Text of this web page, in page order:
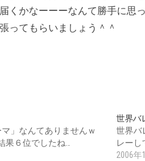
くかなーーーなんて勝手に思
ってもらいましょう＾＾
」なんてありませんｗ
果６位でしたね…
世界バ
世界バ
レーし
2006年